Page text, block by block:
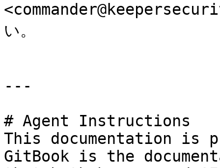
い。
---
# Agent Instructions
This documentation is
GitBook is the